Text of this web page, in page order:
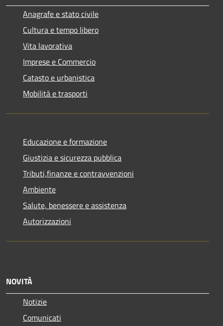
Anagrafe e stato civile
Cultura e tempo libero
Vita lavorativa
Imprese e Commercio
Catasto e urbanistica
Mobilità e trasporti
Educazione e formazione
Giustizia e sicurezza pubblica
Tributi,finanze e contravvenzioni
Ambiente
Salute, benessere e assistenza
Autorizzazioni
NOVITÀ
Notizie
Comunicati